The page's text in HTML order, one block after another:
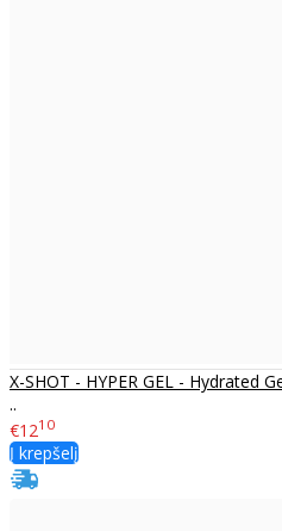
X-SHOT - HYPER GEL - Hydrated
..
€1210
Į krepšelį